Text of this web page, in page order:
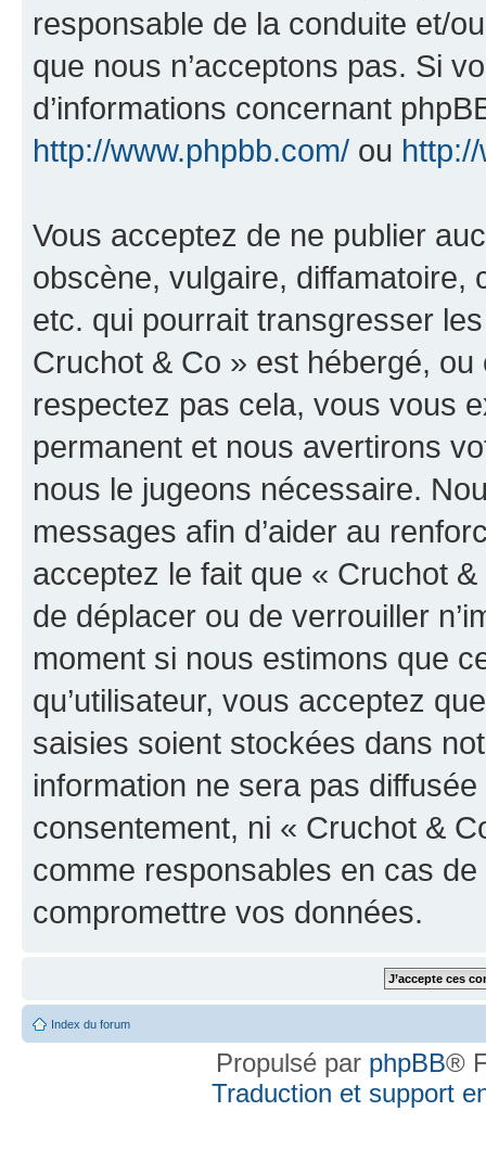
responsable de la conduite et/
que nous n’acceptons pas. Si
d’informations concernant
http://www.phpbb.com/ ou
Vous acceptez de ne publier
obscène, vulgaire, diffamatoire,
etc. qui pourrait transgresser
Cruchot & Co » est hébergé,
respectez pas cela, vous vous
permanent et nous avertirons
nous le jugeons nécessaire.
messages afin d’aider au
acceptez le fait que « Cruchot
de déplacer ou de verrouiller
moment si nous estimons que
qu’utilisateur, vous acceptez
saisies soient stockées dans
information ne sera pas
consentement, ni « Cruchot &
comme responsables en cas
compromettre vos données.
Index du forum
Propulsé par phpBB®
Traduction et support